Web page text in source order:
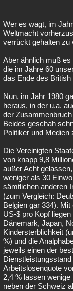
Wer es wagt, im
Weltmacht
verrückt gehalten zu
Aber ähnlich muß es
die im Jahre 60
das Ende des
Nun, im Jahr 1980
heraus, in der u.a.
der
Beides geschah
Politiker und Medien
Die Vereinigten
von knapp 9,8
außer Acht
weniger als 30
sämtlichen anderen
(zum Vergleich:
Belgien gar 334).
US-$ pro Kopf
Dänemark, Japan,
Kindersterblichkeit
%) und die
jeweils einen der
Arbeitslosenquote
2,4 % lassen
neben der Schweiz